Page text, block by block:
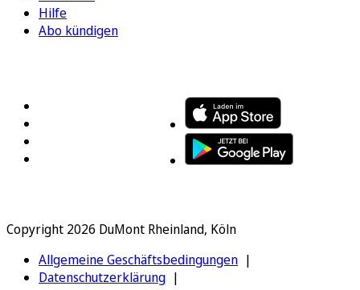
Hilfe
Abo kündigen
Copyright 2026 DuMont Rheinland, Köln
Allgemeine Geschäftsbedingungen
Datenschutzerklärung